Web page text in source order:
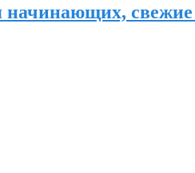
начинающих,